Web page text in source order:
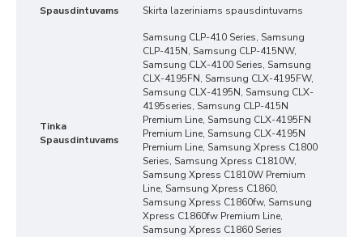
Spausdintuvams Skirta lazeriniams spausdintuvams
Tinka
Spausdintuvams
Samsung CLP-410 Series, Samsung
CLP-415N, Samsung CLP-415NW,
Samsung CLX-4100 Series, Samsung
CLX-4195FN, Samsung CLX-4195FW,
Samsung CLX-4195N, Samsung CLX-
4195series, Samsung CLP-415N
Premium Line, Samsung CLX-4195FN
Premium Line, Samsung CLX-4195N
Premium Line, Samsung Xpress C1800
Series, Samsung Xpress C1810W,
Samsung Xpress C1810W Premium
Line, Samsung Xpress C1860,
Samsung Xpress C1860fw, Samsung
Xpress C1860fw Premium Line,
Samsung Xpress C1860 Series